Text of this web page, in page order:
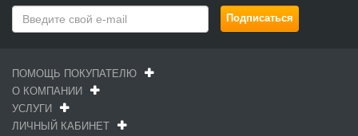
ПОМОЩЬ ПОКУПАТЕЛЮ
О КОМПАНИИ
УСЛУГИ
ЛИЧНЫЙ КАБИНЕТ